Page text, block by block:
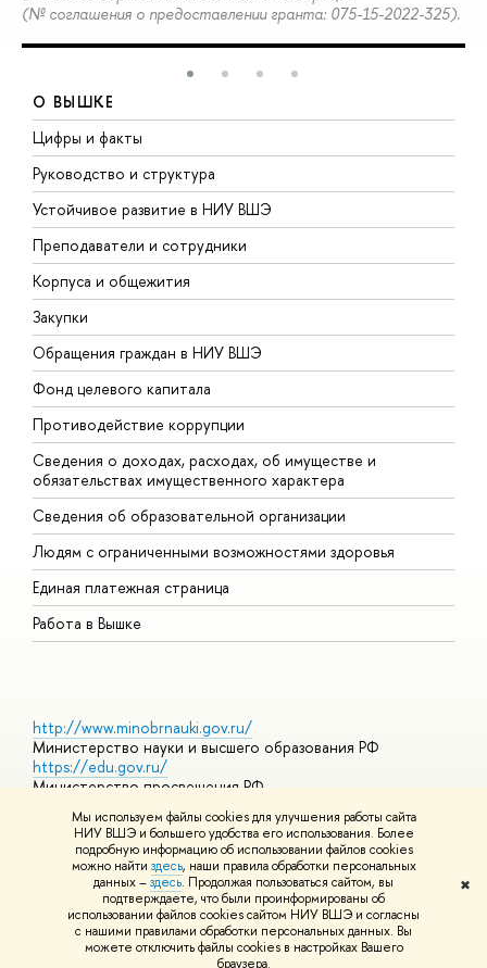
Мы используем файлы cookies для улучшения работы сайта
НИУ ВШЭ и большего удобства его использования. Более
подробную информацию об использовании файлов cookies
можно найти здесь, наши правила обработки персональных
данных –здесь. Продолжая пользоваться сайтом, вы
подтверждаете, что были проинформированы об
использовании файлов cookies сайтом НИУ ВШЭ и согласны
с нашими правилами обработки персональных данных. Вы
можете отключить файлы cookies в настройках Вашего
браузера.
✖
(№ соглашения о предоставлении гранта: 075-15-2022-325).
О ВЫШКЕ
Цифры и факты
Руководство и структура
Устойчивое развитие в НИУ ВШЭ
Преподаватели и сотрудники
Корпуса и общежития
Закупки
Обращения граждан в НИУ ВШЭ
Фонд целевого капитала
Противодействие коррупции
Сведения о доходах, расходах, об имуществе и
обязательствах имущественного характера
Сведения об образовательной организации
Людям с ограниченными возможностями здоровья
Единая платежная страница
Работа в Вышке
http://www.minobrnauki.gov.ru/
Министерство науки и высшего образования РФ
https://edu.gov.ru/
Министерство просвещения РФ
https://elearning.hse.ru/mooc
Массовые открытые онлайн-курсы
© НИУ ВШЭ 1993–2026 Адреса и контактыУсловия
использования материалов Политика конфиденциальности
Шрифты HSE Sans и HSE Slab разработаны вШколе дизайна НИУ